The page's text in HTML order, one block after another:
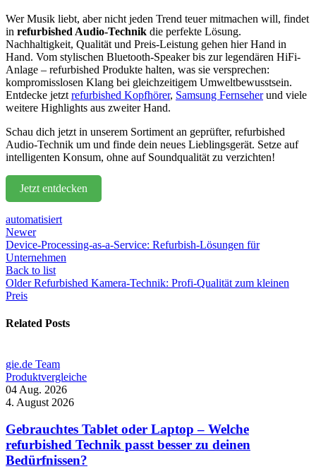
Wer Musik liebt, aber nicht jeden Trend teuer mitmachen will, findet
in refurbished Audio-Technik die perfekte Lösung.
Nachhaltigkeit, Qualität und Preis-Leistung gehen hier Hand in
Hand. Vom stylischen Bluetooth-Speaker bis zur legendären HiFi-
Anlage – refurbished Produkte halten, was sie versprechen:
kompromisslosen Klang bei gleichzeitigem Umweltbewusstsein.
Entdecke jetzt refurbished Kopfhörer, Samsung Fernseherund viele
weitere Highlights aus zweiter Hand.
Schau dich jetzt in unserem Sortiment an geprüfter, refurbished
Audio-Technik um und finde dein neues Lieblingsgerät. Setze auf
intelligenten Konsum, ohne auf Soundqualität zu verzichten!
Jetzt entdecken
automatisiert
Newer
Device‑Processing-as‑a‑Service: Refurbish‑Lösungen für
Unternehmen
Back to list
Older Refurbished Kamera‑Technik: Profi‑Qualität zum kleinen
Preis
Related Posts
gie.de Team
Produktvergleiche
04 Aug. 2026
4. August 2026
Gebrauchtes Tablet oder Laptop – Welche
refurbished Technik passt besser zu deinen
Bedürfnissen?